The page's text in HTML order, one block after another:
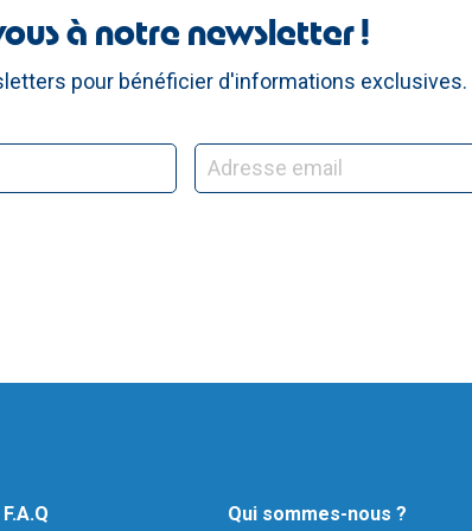
à notre newsletter !
pour bénéficier d'informations exclusives.
F.A.Q Qui sommes-nous ?